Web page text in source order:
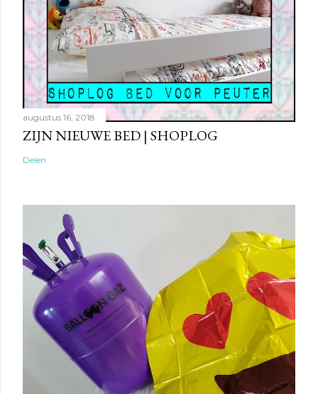
augustus 16, 2018
ZIJN NIEUWE BED | SHOPLOG
Delen